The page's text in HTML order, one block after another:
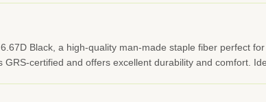
Black, a high-quality man-made staple fiber perfect
GRS-certified and offers excellent durability and comfort.